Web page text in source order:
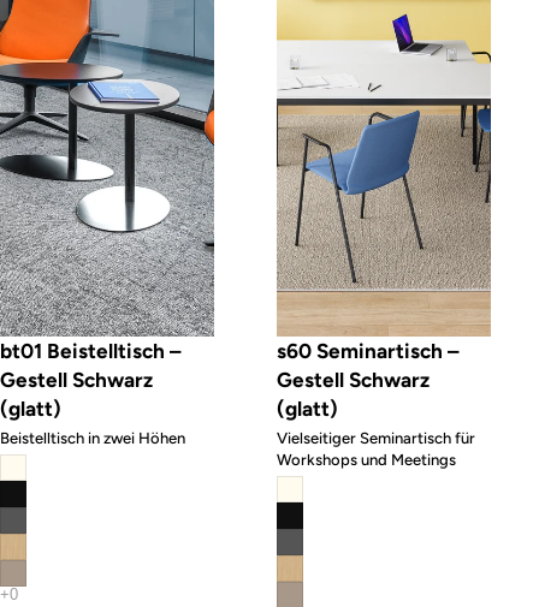
bt01 Beistelltisch –
Gestell Schwarz
(glatt)
Beistelltisch in zwei Höhen
s60 Seminartisch –
Gestell Schwarz
(glatt)
Vielseitiger Seminartisch für
Workshops und Meetings